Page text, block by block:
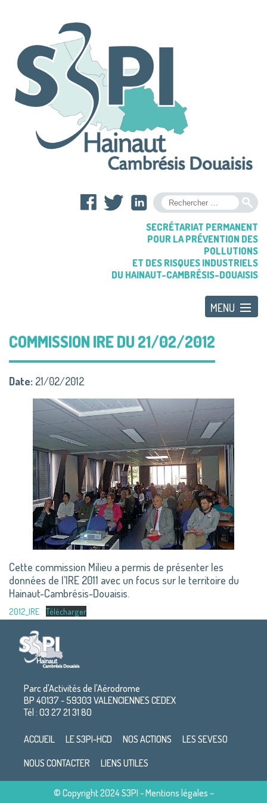
SECRÉTARIAT PERMANENT
POUR LA PRÉVENTION DES
POLLUTIONS
ET DES RISQUES INDUSTRIELS
DU HAINAUT-CAMBRÉSIS-DOUAISIS
COMMISSION IRE DU 21/02/2012
Date: 21/02/2012
Cette commission Milieu a permis de présenter les
données de l’IRE 2011 avec un focus sur le territoire du
Hainaut-Cambrésis-Douaisis.
2012_IRE Télécharger
Parc d'Activités de l'Aérodrome
BP 40137 - 59303 VALENCIENNES CEDEX
Tél : 03 27 21 31 80
ACCUEIL LE S3PI-HCD NOS ACTIONS
LES SEVESO
NOUS CONTACTER
LIENS UTILES
© Copyright 2024 S3PI -Mentions légales –